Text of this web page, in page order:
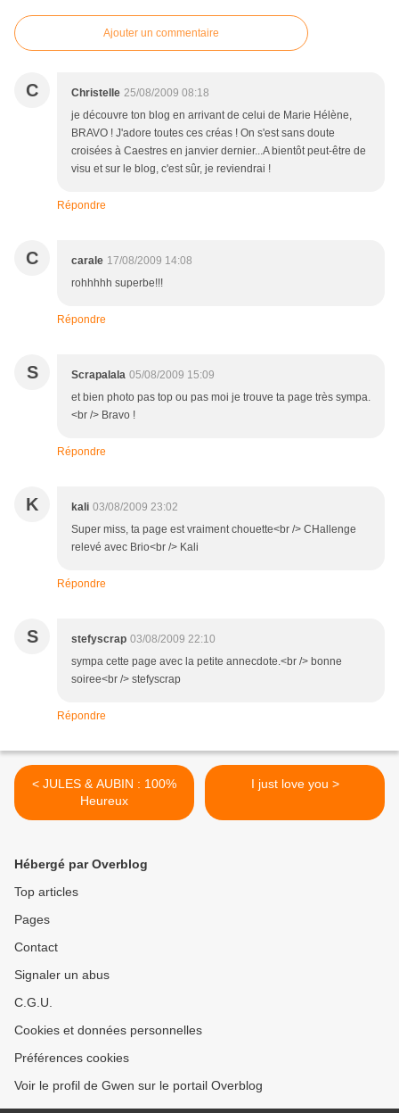
Ajouter un commentaire
C Christelle 25/08/2009 08:18
je découvre ton blog en arrivant de celui de Marie Hélène,
BRAVO ! J'adore toutes ces créas ! On s'est sans doute
croisées à Caestres en janvier dernier...A bientôt peut-être de
visu et sur le blog, c'est sûr, je reviendrai !
Répondre
C carale 17/08/2009 14:08
rohhhhh superbe!!!
Répondre
S Scrapalala 05/08/2009 15:09
et bien photo pas top ou pas moi je trouve ta page très sympa.
<br /> Bravo !
Répondre
K kali 03/08/2009 23:02
Super miss, ta page est vraiment chouette<br /> CHallenge
relevé avec Brio<br /> Kali
Répondre
S stefyscrap 03/08/2009 22:10
sympa cette page avec la petite annecdote.<br /> bonne
soiree<br /> stefyscrap
Répondre
< JULES & AUBIN : 100%
Heureux
I just love you >
Hébergé par Overblog
Top articles
Pages
Contact
Signaler un abus
C.G.U.
Cookies et données personnelles
Préférences cookies
Voir le profil de Gwen sur le portail Overblog